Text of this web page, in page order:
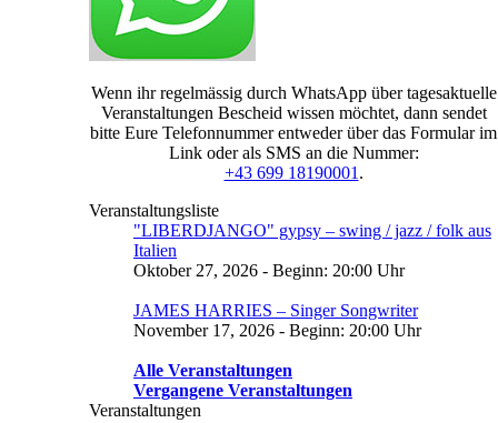
Wenn ihr regelmässig durch WhatsApp über tagesaktuelle
Veranstaltungen Bescheid wissen möchtet, dann sendet
bitte Eure Telefonnummer entweder über das Formular im
Link oder als SMS an die Nummer:
+43 699 18190001 .
Veranstaltungsliste
"LIBERDJANGO" gypsy – swing / jazz / folk aus
Italien
Oktober 27, 2026 - Beginn: 20:00 Uhr
JAMES HARRIES – Singer Songwriter
November 17, 2026 - Beginn: 20:00 Uhr
Alle Veranstaltungen
Vergangene Veranstaltungen
Veranstaltungen